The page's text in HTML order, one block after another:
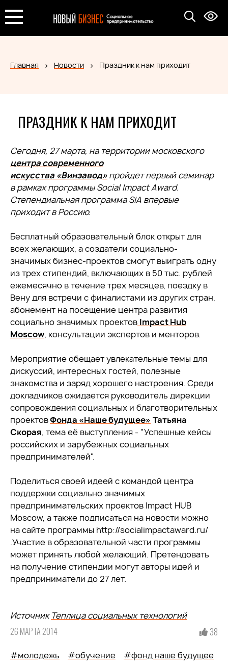
Главная Новости Праздник к нам приходит
ПРАЗДНИК К НАМ ПРИХОДИТ
Сегодня, 27 марта, на территории московского
центра современного
искусства «Винзавод»пройдет первый семинар
в рамках программы Social Impact Award.
Степендиальная программа SIA впервые
приходит в Россию.
Бесплатный образовательный блок открыт для
всех желающих, а создатели социально-
значимых бизнес-проектов смогут выиграть одну
из трех стипендий, включающих в 50 тыс. рублей
ежемесячно в течение трех месяцев, поездку в
Вену для встречи с финалистами из других стран,
абонемент на посещение центра развития
социально значимых проектов Impact Hub
Moscow, консультации экспертов и менторов.
Мероприятие обещает увлекательные темы для
дискуссий, интересных гостей, полезные
знакомства и заряд хорошего настроения. Среди
докладчиков ожидается руководитель дирекции
сопровождения социальных и благотворительных
проектовФонда «Наше будущее» Татьяна
Скорая, тема её выступления - "Успешные кейсы
российских и зарубежных социальных
предпринимателей".
Поделиться своей идеей с командой центра
поддержки социально значимых
предпринимательских проектов Impact HUB
Moscow, а также подписаться на новости можно
на сайте программы http://socialimpactaward.ru/
.Участие в образовательной части программы
может принять любой желающий. Претендовать
на получение стипендии могут авторы идей и
предприниматели до 27 лет.
Источник Теплица социальных технологий
26 МАРТА 2014 38
#молодежь #обучение
#фонд наше будущее